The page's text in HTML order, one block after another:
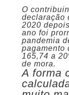
O
declaração
2020
ano foi
pandemia
pagamento
165,74 a
de mora.
A forma